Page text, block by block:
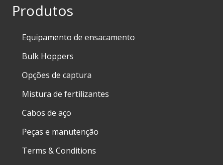
Produtos
Equipamento de ensacamento
Bulk Hoppers
Opções de captura
Mistura de fertilizantes
Cabos de aço
Peças e manutenção
Terms & Conditions